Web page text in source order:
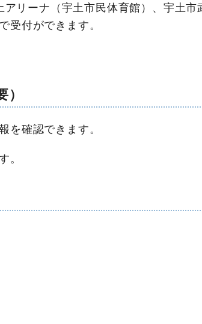
リーナ（宇土市民体育館）、宇土市
受付ができます。
を確認できます。
。